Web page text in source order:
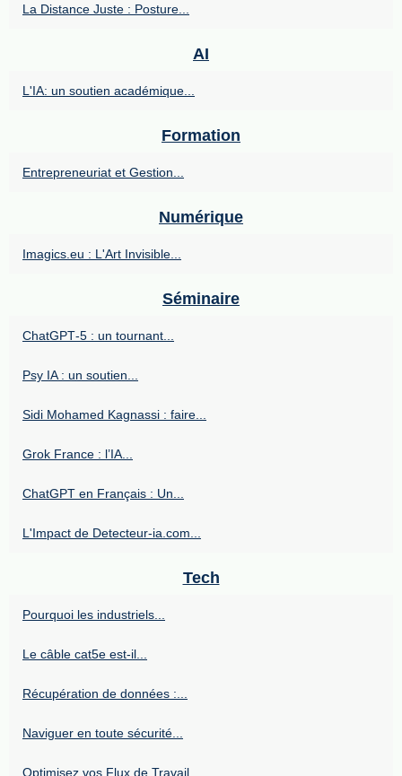
La Distance Juste : Posture...
AI
L'IA: un soutien académique...
Formation
Entrepreneuriat et Gestion...
Numérique
Imagics.eu : L'Art Invisible...
Séminaire
ChatGPT‑5 : un tournant...
Psy IA : un soutien...
Sidi Mohamed Kagnassi : faire...
Grok France : l’IA...
ChatGPT en Français : Un...
L'Impact de Detecteur-ia.com...
Tech
Pourquoi les industriels...
Le câble cat5e est-il...
Récupération de données :...
Naviguer en toute sécurité...
Optimisez vos Flux de Travail...